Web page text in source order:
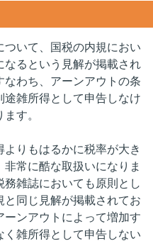
ついて、国税の内規におい
なるという見解が掲載され
わち、アーンアウトの条
雑所得として申告しなけ
す。
りもはるかに税率が大き
常に酷な取扱いになりま
雑誌においても原則とし
同じ見解が掲載されてお
ーンアウトによって増加す
く雑所得として申告しない